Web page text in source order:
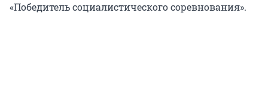
«Победитель социалистического соревнования».